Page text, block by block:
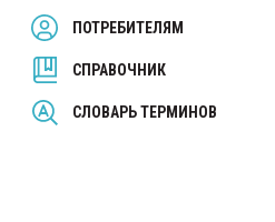
ПОТРЕБИТЕЛЯМ
СПРАВОЧНИК
СЛОВАРЬ ТЕРМИНОВ